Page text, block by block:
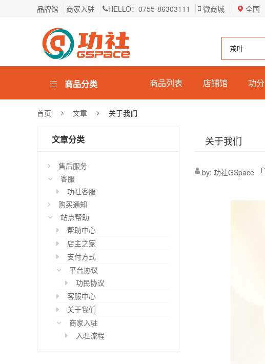
品牌馆 商家入驻 HELLO：0755-86303111 微商城 全国
商品列表 店铺馆 功分
商品分类
首页 文章 关于我们
文章分类
售后服务
客服
功社客服
购买通知
站点帮助
帮助中心
店主之家
支付方式
平台协议
功民协议
客服中心
关于我们
商家入驻
入驻流程
关于我们
by: 功社GSpace